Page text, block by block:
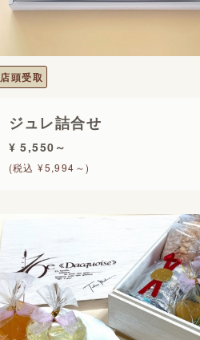
店頭受取
ジュレ詰合せ
¥ 5,550～
(税込 ¥5,994～)